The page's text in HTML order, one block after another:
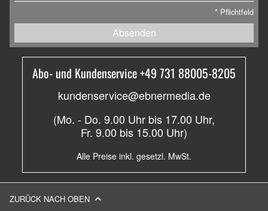
* Pflichtfeld
Absenden
Abo- und Kundenservice +49 731 88005-8205
kundenservice@ebnermedia.de
(Mo. - Do. 9.00 Uhr bis 17.00 Uhr,
Fr. 9.00 bis 15.00 Uhr)
Alle Preise inkl. gesetzl. MwSt.
ZURÜCK NACH OBEN